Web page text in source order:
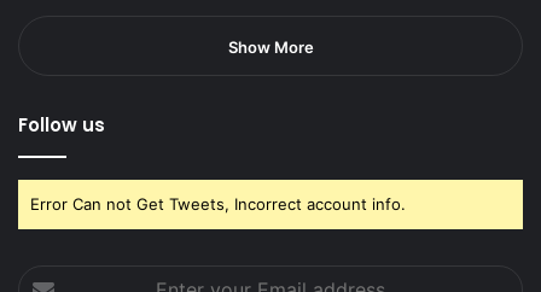
Show More
Follow us
Error Can not Get Tweets, Incorrect account info.